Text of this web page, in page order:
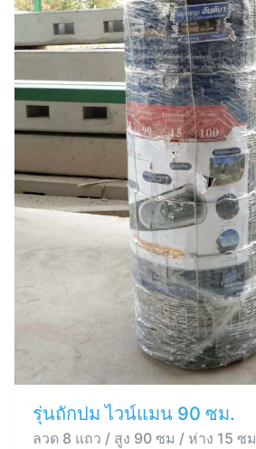
รุ่นถักปม ไวน์แมน 90 ซม.
ลวด 8 แถว / สูง 90 ซม / ห่าง 15 ซม